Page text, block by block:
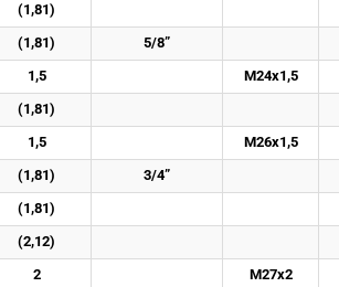
(1,81)
(1,81)
5/8”
1,5
M24x1,5
(1,81)
1,5
M26x1,5
(1,81)
3/4”
(1,81)
(2,12)
2
M27x2